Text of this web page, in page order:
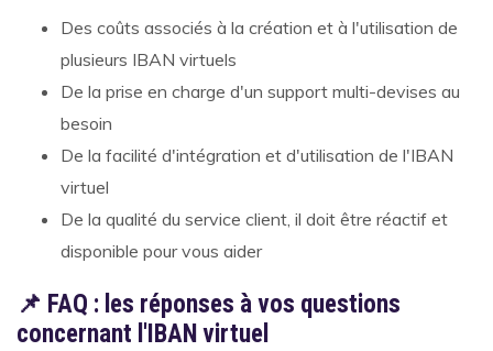
Des coûts associés à la création et à l'utilisation de
plusieurs IBAN virtuels
De la prise en charge d'un support multi-devises au
besoin
De la facilité d'intégration et d'utilisation de l'IBAN
virtuel
De la qualité du service client, il doit être réactif et
disponible pour vous aider
📌 FAQ : les réponses à vos questions
concernant l'IBAN virtuel